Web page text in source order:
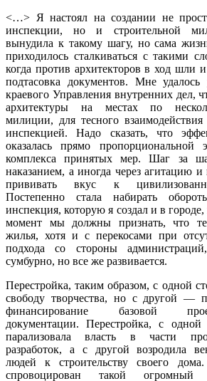
<…> Я настоял на создании не
инспекции, но и строительной
вынудила к такому шагу, но сама
приходилось сталкиваться с такими
когда против архитекторов в ход шли
подтасовка документов. Мне удалось
краевого Управления внутренних дел,
архитектуры на местах по
милиции, для тесного взаимодействия
инспекцией. Надо сказать, что
оказалась прямо пропорциональной
комплекса принятых мер. Шаг за
наказанием, а иногда через агитацию
прививать вкус к
Постепенно стала набирать
инспекция, которую я создал и в
момент мы должны признать, что
жилья, хотя и с перекосами при
подхода со стороны
сумбурно, но все же развивается.
Перестройка, таким образом, с одной
свободу творчества, но с другой —
финансирование базовой
документации. Перестройка, с
парализовала власть в части
разработок, а с другой возродила
людей к строительству своего
спровоцирован такой огромный